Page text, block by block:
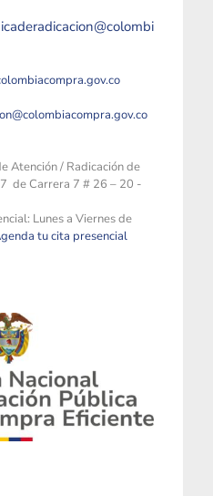
Atención / Radicación de
de Carrera 7 # 26 – 20 -
Lunes a Viernes de
tu cita presencial